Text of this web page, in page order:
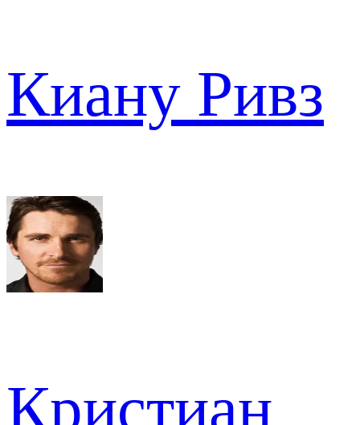
Киану Ривз
Кристиан